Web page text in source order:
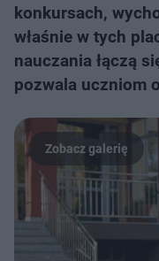
konkursach,
właśnie w tych
nauczania łączą
pozwala uczniom